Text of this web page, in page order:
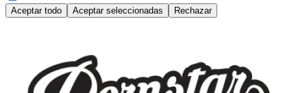
Aceptar todo Aceptar seleccionadas Rechazar